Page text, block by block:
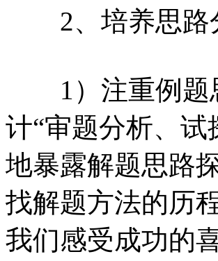
2、培养思路
1）注重例题
计“审题分析、
地暴露解题思路
找解题方法的历
我们感受成功的